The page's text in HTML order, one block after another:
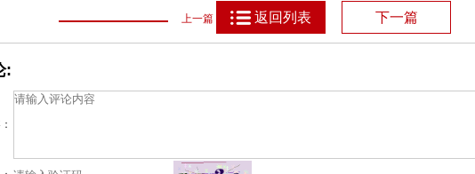
上一篇 返回列表 下一篇
: